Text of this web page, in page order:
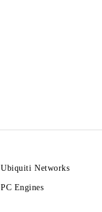
Ubiquiti Networks
PC Engines